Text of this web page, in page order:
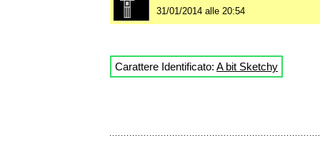
31/01/2014 alle 20:54
Carattere Identificato: A bit Sketchy